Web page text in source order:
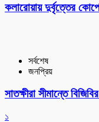
কলারোয়ায় দুর্বৃত্তের
সর্বশেষ
জনপ্রিয়
সাতক্ষীরা সীমান্তে
১